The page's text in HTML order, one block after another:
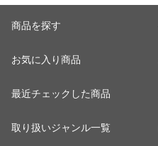
商品を探す
お気に入り商品
最近チェックした商品
取り扱いジャンル一覧